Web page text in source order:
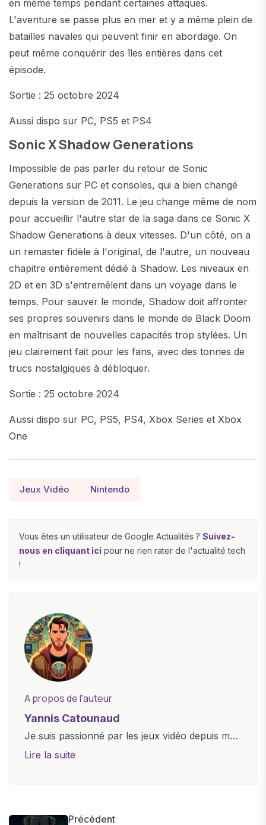
en même temps pendant certaines attaques.
L'aventure se passe plus en mer et y a même plein de
batailles navales qui peuvent finir en abordage. On
peut même conquérir des îles entières dans cet
épisode.
Sortie : 25 octobre 2024
Aussi dispo sur PC, PS5 et PS4
Sonic X Shadow Generations
Impossible de pas parler du retour de Sonic
Generations sur PC et consoles, qui a bien changé
depuis la version de 2011. Le jeu change même de nom
pour accueillir l'autre star de la saga dans ce Sonic X
Shadow Generations à deux vitesses. D'un côté, on a
un remaster fidèle à l'original, de l'autre, un nouveau
chapitre entièrement dédié à Shadow. Les niveaux en
2D et en 3D s'entremêlent dans un voyage dans le
temps. Pour sauver le monde, Shadow doit affronter
ses propres souvenirs dans le monde de Black Doom
en maîtrisant de nouvelles capacités trop stylées. Un
jeu clairement fait pour les fans, avec des tonnes de
trucs nostalgiques à débloquer.
Sortie : 25 octobre 2024
Aussi dispo sur PC, PS5, PS4, Xbox Series et Xbox
One
Jeux Vidéo Nintendo
Vous êtes un utilisateur de Google Actualités ? Suivez-
nous en cliquant ici pour ne rien rater de l'actualité tech
!
A propos de l'auteur
Yannis Catounaud
Je suis passionné par les jeux vidéo depuis mon
plus jeune âge. Mon amour pour l'univers
et bien d'autres gadgets technologiques. Armé
Lire la suite
Précédent